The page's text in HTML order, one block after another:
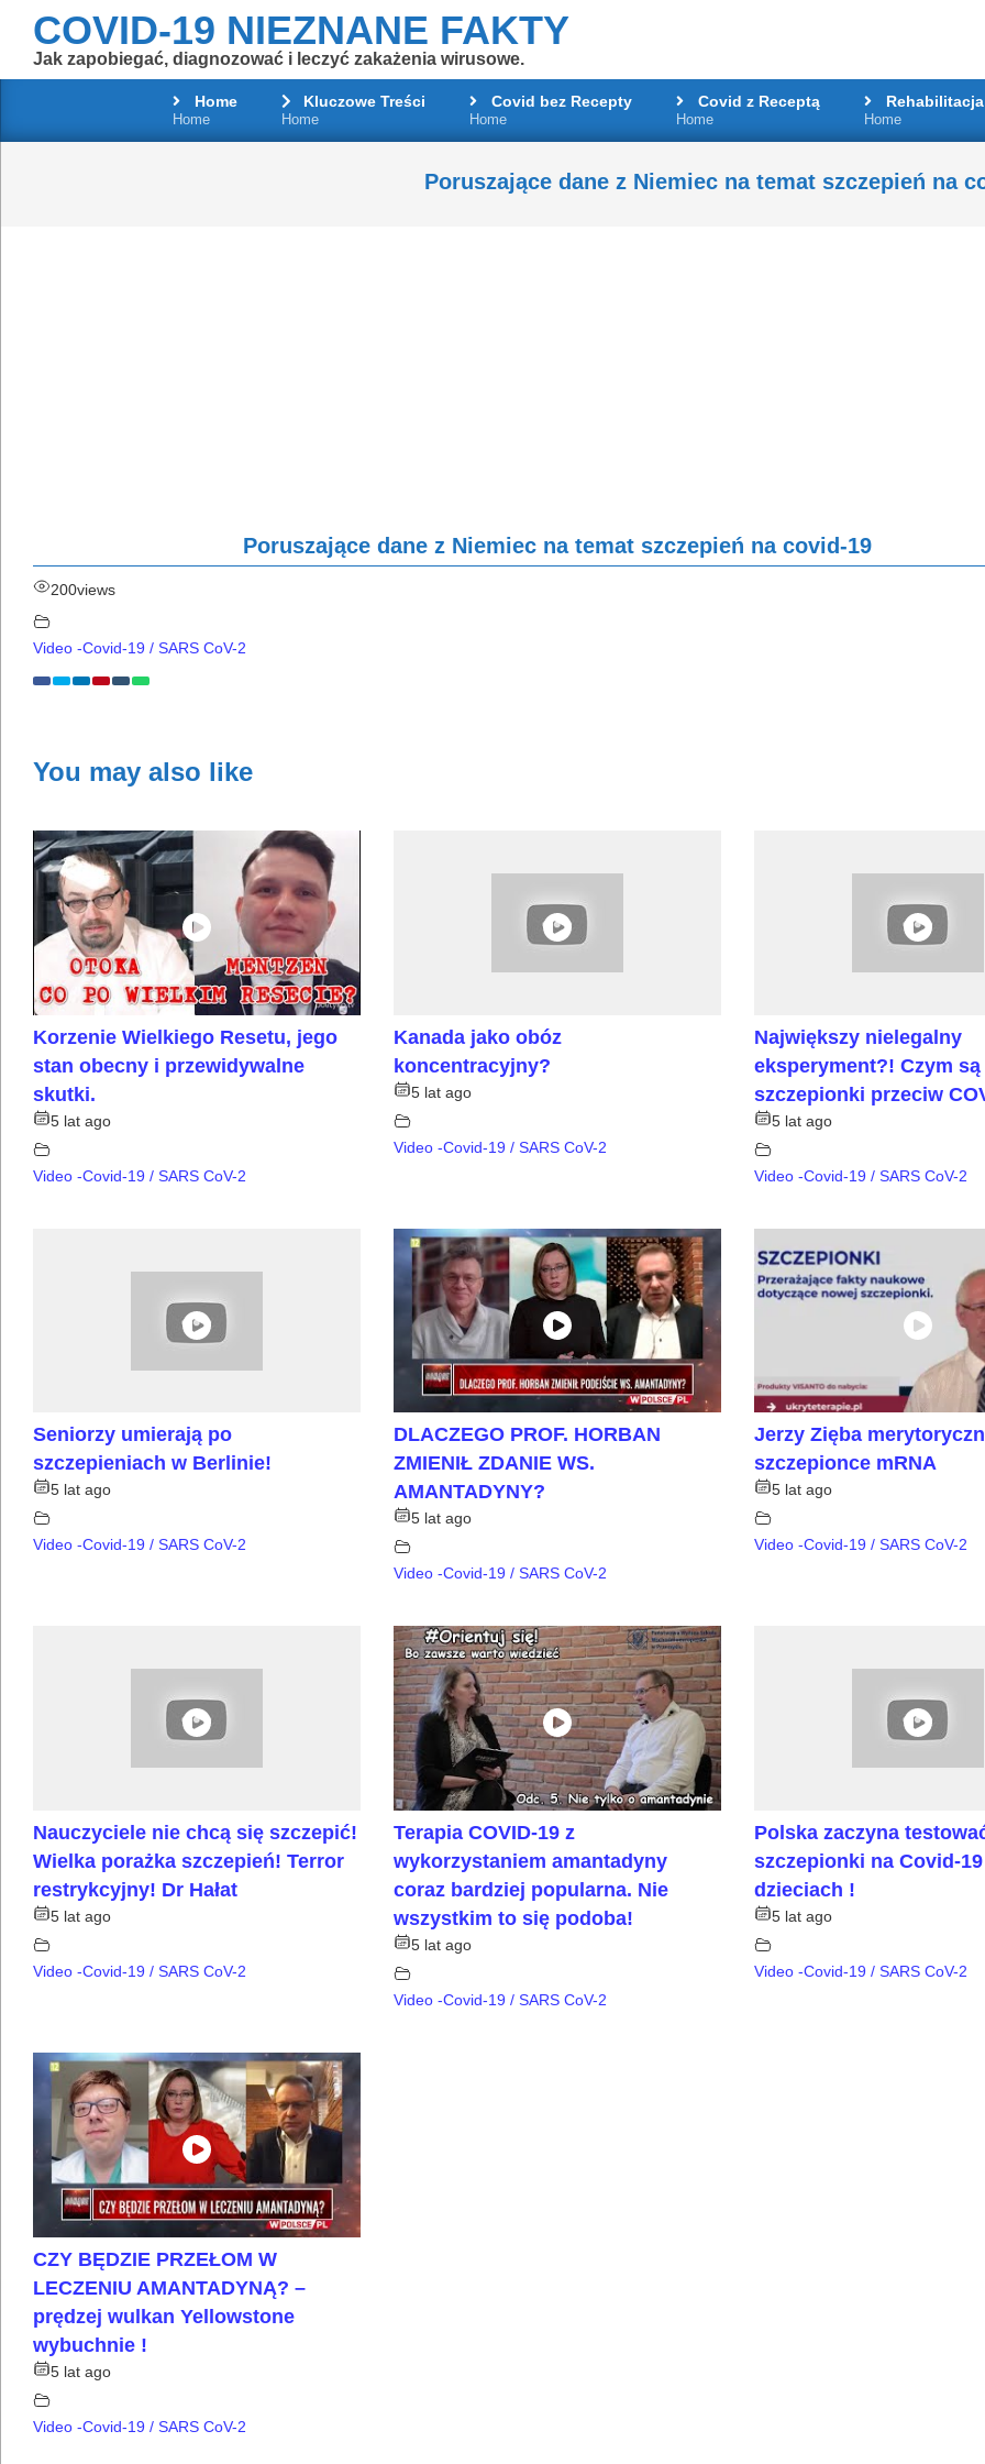
content
COVID-19 NIEZNANE FAKTY
Jak zapobiegać, diagnozować i leczyć zakażenia wirusowe.
Navigation
Menu
Home
Home
Kluczowe Treści
Home
Covid bez Recepty
Home
Covid z Receptą
Home
Rehabilitacja
Home
Poruszające dane z Niemiec na temat szczepień na
Poruszające dane z Niemiec na temat szczepień na covid-19
200views
Video -Covid-19 / SARS CoV-2
You may also like
Korzenie Wielkiego Resetu, jego
stan obecny i przewidywalne
skutki.
5 lat ago
Video -Covid-19 / SARS CoV-2
Kanada jako obóz
koncentracyjny?
5 lat ago
Video -Covid-19 / SARS CoV-2
Największy nielegalny
eksperyment?! Czym są
szczepionki przeciw
5 lat ago
Video -Covid-19 / SARS CoV-2
Seniorzy umierają po
szczepieniach w Berlinie!
5 lat ago
Video -Covid-19 / SARS CoV-2
DLACZEGO PROF. HORBAN
ZMIENIŁ ZDANIE WS.
AMANTADYNY?
5 lat ago
Video -Covid-19 / SARS CoV-2
Jerzy Zięba
szczepionce mRNA
5 lat ago
Video -Covid-19 / SARS CoV-2
Nauczyciele nie chcą się szczepić!
Wielka porażka szczepień! Terror
restrykcyjny! Dr Hałat
5 lat ago
Video -Covid-19 / SARS CoV-2
Terapia COVID-19 z
wykorzystaniem amantadyny
coraz bardziej popularna. Nie
wszystkim to się podoba!
5 lat ago
Video -Covid-19 / SARS CoV-2
Polska zaczyna
szczepionki na Covid-
dzieciach !
5 lat ago
Video -Covid-19 / SARS CoV-2
CZY BĘDZIE PRZEŁOM W
LECZENIU AMANTADYNĄ? –
prędzej wulkan Yellowstone
wybuchnie !
5 lat ago
Video -Covid-19 / SARS CoV-2